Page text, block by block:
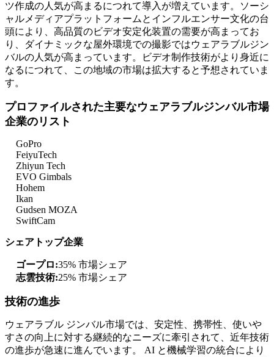
ツ作成の人気が高まるにつれて導入が増えています。ソーシ
ャルメディアプラットフォームとインフルエンサー文化の台
頭により、高品質のビデオ安定化装置の需要が高まってお
り、ダイナミックな屋外環境での撮影ではウェアラブルジン
バルの人気が高まっています。ビデオ制作技術がより身近に
なるにつれて、この地域の市場は拡大すると予想されていま
す。
プロファイルされた主要なウェアラブルジンバル市場
企業のリスト
GoPro
FeiyuTech
Zhiyun Tech
EVO Gimbals
Hohem
Ikan
Gudsen MOZA
SwiftCam
シェアトップ企業
ゴープロ:35% 市場シェア
志雲技術:25% 市場シェア
技術の進歩
ウェアラブル ジンバル市場では、安定性、携帯性、使いや
すさの向上に対する継続的なニーズに牽引されて、近年技術
の進歩が急速に進んでいます。 AI と機械学習の統合により